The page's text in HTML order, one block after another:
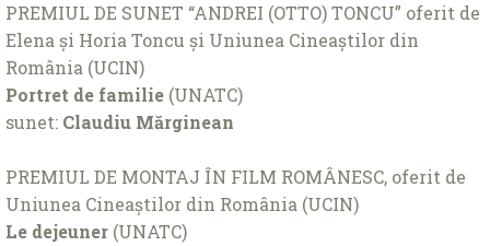
PREMIUL DE SUNET “ANDREI (OTTO) TONCU” oferit de
Elena și Horia Toncu și Uniunea Cineaștilor din
România (UCIN)
Portret de familie (UNATC)
sunet: Claudiu Mărginean
PREMIUL DE MONTAJ ÎN FILM ROMÂNESC, oferit de
Uniunea Cineaștilor din România (UCIN)
Le dejeuner (UNATC)